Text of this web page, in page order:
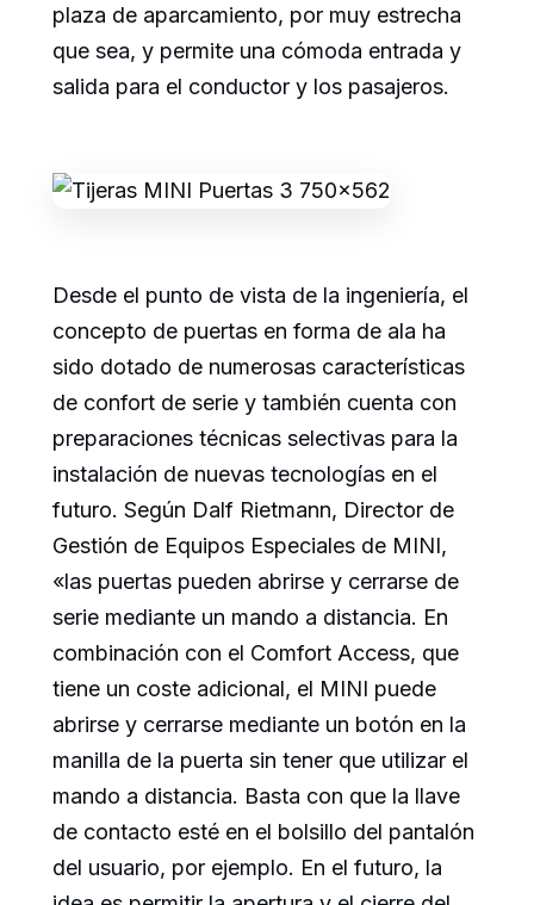
plaza de aparcamiento, por muy estrecha
que sea, y permite una cómoda entrada y
salida para el conductor y los pasajeros.
Desde el punto de vista de la ingeniería, el
concepto de puertas en forma de ala ha
sido dotado de numerosas características
de confort de serie y también cuenta con
preparaciones técnicas selectivas para la
instalación de nuevas tecnologías en el
futuro. Según Dalf Rietmann, Director de
Gestión de Equipos Especiales de MINI,
«las puertas pueden abrirse y cerrarse de
serie mediante un mando a distancia. En
combinación con el Comfort Access, que
tiene un coste adicional, el MINI puede
abrirse y cerrarse mediante un botón en la
manilla de la puerta sin tener que utilizar el
mando a distancia. Basta con que la llave
de contacto esté en el bolsillo del pantalón
del usuario, por ejemplo. En el futuro, la